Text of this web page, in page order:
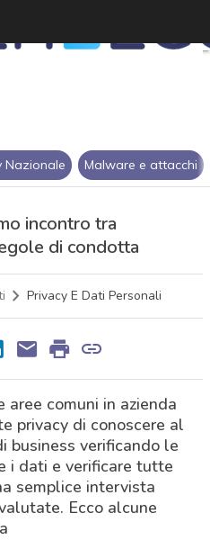
Nazionale Malware e attacchi
incontro tra
di condotta
Privacy E Dati Personali
aree comuni in azienda
privacy di conoscere al
verificando le
i dati e verificare tutte
semplice intervista
Ecco alcune